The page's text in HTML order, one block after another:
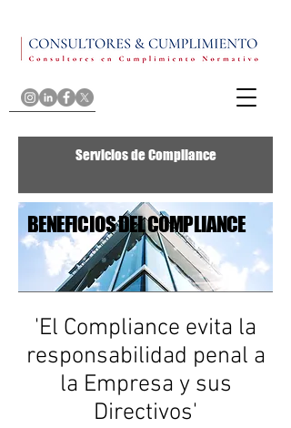
Servicios de Compliance
BENEFICIOS DEL COMPLIANCE
'El Compliance evita la
responsabilidad penal a
la Empresa y sus
Directivos'